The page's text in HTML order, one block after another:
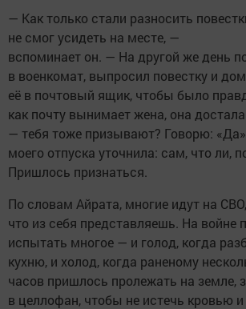
— Как только стали разносить
не смог усидеть на месте, —
вспоминает он. — На другой же день
в военкомат, выпросил повестку и
её в почтовый ящик, чтобы было
как почту вынимает жена, она
— тебя тоже призывают? Говорю:
моего отпуска уточнила: сам, что ли,
Пришлось признаться.
По словам Айрата, многие идут на
что из себя представляешь. На войне
испытать многое — и голод, когда
кухню, и холод, когда раненому
часов пришлось пролежать на земле,
в целлофан, чтобы не истечь кровью и